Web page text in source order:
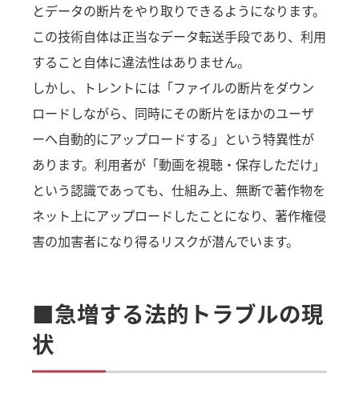
とデータの断片をやり取りできるようになります。
この技術自体は正当なデータ転送手段であり、利用
すること自体に違法性はありません。
しかし、トレントには「ファイルの断片をダウン
ロードしながら、同時にその断片をほかのユーザ
ーへ自動的にアップロードする」という特異性が
あります。利用者が「動画を視聴・保存しただけ」
という認識であっても、仕組み上、無断で著作物を
ネット上にアップロードしたことになり、著作権侵
害の加害者になり得るリスクが潜んでいます。
■急増する法的トラブルの現
状